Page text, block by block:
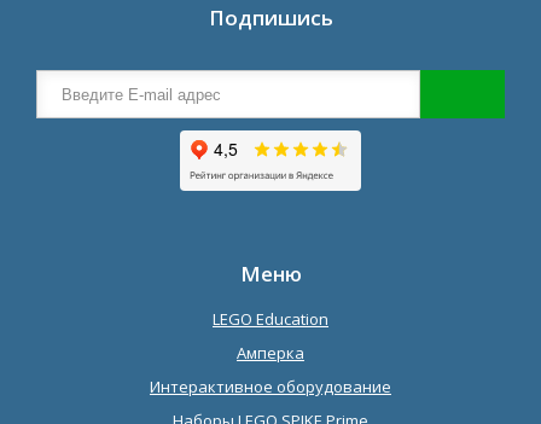
Подпишись
Меню
LEGO Education
Амперка
Интерактивное оборудование